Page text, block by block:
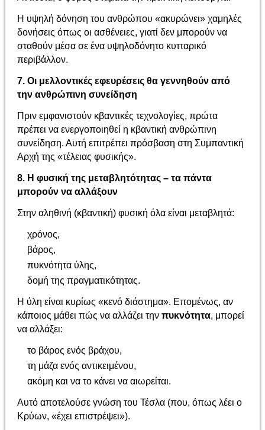
Η υψηλή δόνηση του ανθρώπου «ακυρώνει» χαμηλές
δονήσεις όπως οι ασθένειες, γιατί δεν μπορούν να
σταθούν μέσα σε ένα υψηλοδόνητο κυτταρικό
περιβάλλον.
7. Οι μελλοντικές εφευρέσεις θα γεννηθούν από
την ανθρώπινη συνείδηση
Πριν εμφανιστούν κβαντικές τεχνολογίες, πρώτα
πρέπει να ενεργοποιηθεί η κβαντική ανθρώπινη
συνείδηση. Αυτή επιτρέπει πρόσβαση στη Συμπαντική
Αρχή της «τέλειας φυσικής».
8. Η φυσική της μεταβλητότητας – τα πάντα
μπορούν να αλλάξουν
Στην αληθινή (κβαντική) φυσική όλα είναι μεταβλητά:
χρόνος,
βάρος,
πυκνότητα ύλης,
δομή της πραγματικότητας.
Η ύλη είναι κυρίως «κενό διάστημα». Επομένως, αν
κάποιος μάθει πώς να αλλάζει τηνπυκνότητα, μπορεί
να αλλάξει:
το βάρος ενός βράχου,
τη μάζα ενός αντικειμένου,
ακόμη και να το κάνει να αιωρείται.
Αυτό αποτελούσε γνώση του Τέσλα (που, όπως λέει ο
Κρύων, «έχει επιστρέψει»).